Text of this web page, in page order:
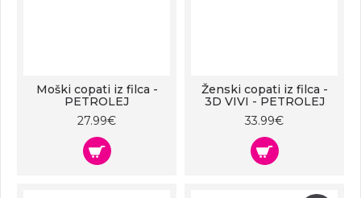
Moški copati iz filca -
PETROLEJ
27.99€
Ženski copati iz filca -
3D VIVI - PETROLEJ
33.99€